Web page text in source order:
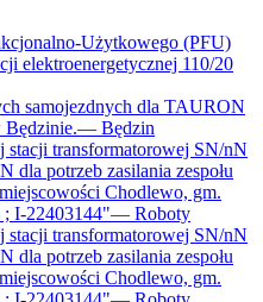
Użytkowego (PFU)
elektroenergetycznej 110/20
samojezdnych dla TAURON
Będzinie.— Będzin
stacji transformatorowej SN/nN
dla potrzeb zasilania zespołu
Chodlewo, gm.
; I-22403144"— Roboty
stacji transformatorowej SN/nN
dla potrzeb zasilania zespołu
Chodlewo, gm.